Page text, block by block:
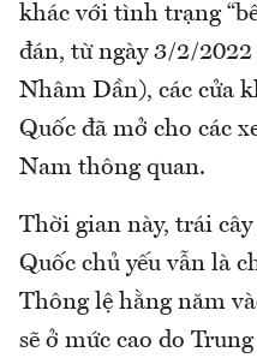
khác với tình trạng
đán, từ ngày 3/2/
Nhâm Dần), các cửa
Quốc đã mở cho các
Nam thông quan.
Thời gian này, trái
Quốc chủ yếu vẫn là
Thông lệ hằng năm
sẽ ở mức cao do